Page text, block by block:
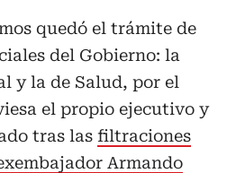
quedó el trámite de
del Gobierno: la
y la de Salud, por el
el propio ejecutivo y
tras las filtraciones
Armando